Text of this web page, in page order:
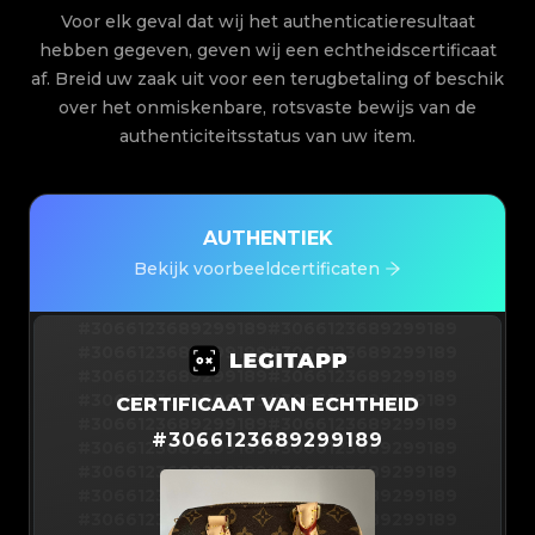
Voor elk geval dat wij het authenticatieresultaat
hebben gegeven, geven wij een echtheidscertificaat
af. Breid uw zaak uit voor een terugbetaling of beschik
over het onmiskenbare, rotsvaste bewijs van de
authenticiteitsstatus van uw item.
AUTHENTIEK
Bekijk voorbeeldcertificaten
#3066123689299189#3066123689299189
#3066123689299189#3066123689299189
#3066123689299189#3066123689299189
#3066123689299189#3066123689299189
#3066123689299189#3066123689299189
#3066123689299189#3066123689299189
CERTIFICAAT VAN ECHTHEID
#3066123689299189